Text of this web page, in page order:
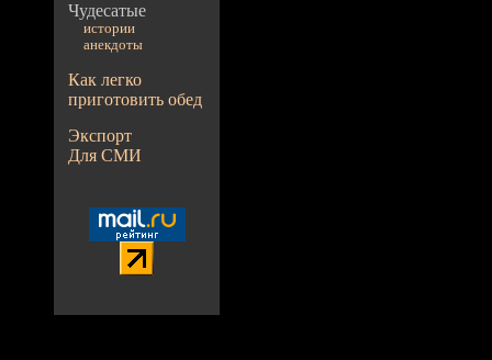
Чудесатые
истории
анекдоты
Как легко
приготовить обед
Экспорт
Для СМИ